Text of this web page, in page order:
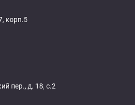
корп.5
пер., д. 18, с.2